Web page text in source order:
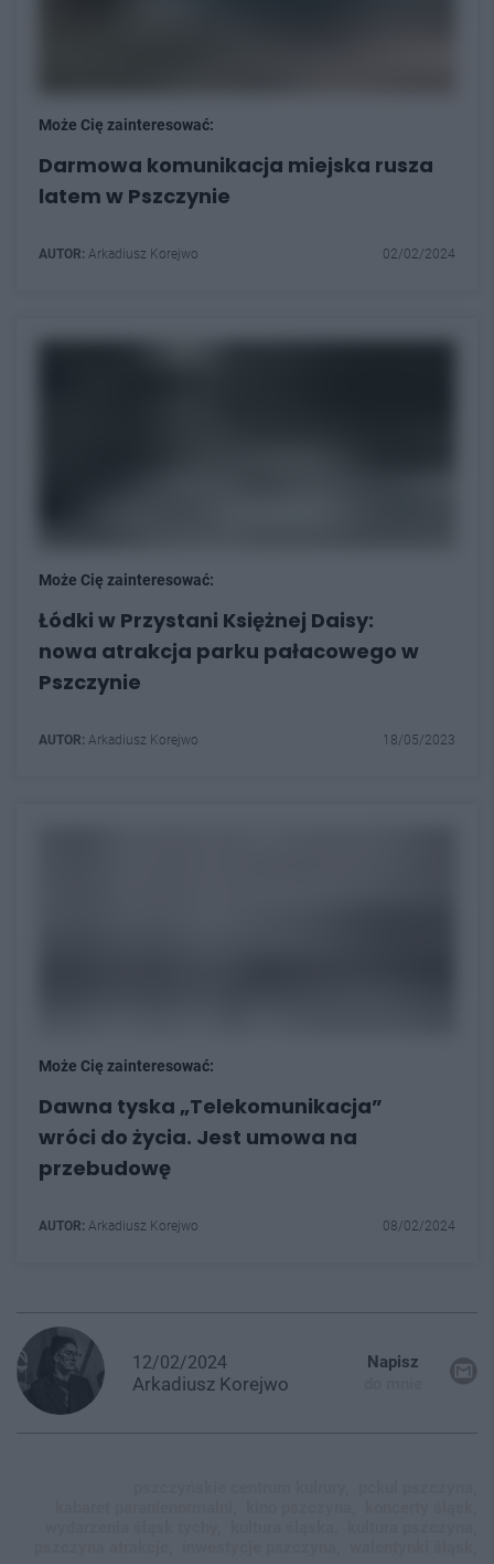
Może Cię zainteresować:
Darmowa komunikacja miejska rusza
latem w Pszczynie
AUTOR: Arkadiusz Korejwo 02/02/2024
Może Cię zainteresować:
Łódki w Przystani Księżnej Daisy:
nowa atrakcja parku pałacowego w
Pszczynie
AUTOR: Arkadiusz Korejwo 18/05/2023
Może Cię zainteresować:
Dawna tyska „Telekomunikacja”
wróci do życia. Jest umowa na
przebudowę
AUTOR: Arkadiusz Korejwo 08/02/2024
12/02/2024
Arkadiusz Korejwo
Napisz